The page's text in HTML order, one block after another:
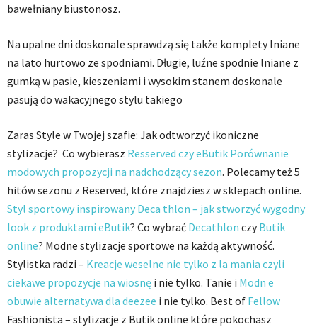
bawełniany biustonosz.
Na upalne dni doskonale sprawdzą się także komplety lniane
na lato hurtowo ze spodniami. Długie, luźne spodnie lniane z
gumką w pasie, kieszeniami i wysokim stanem doskonale
pasują do wakacyjnego stylu takiego
Zaras Style w Twojej szafie: Jak odtworzyć ikoniczne
stylizacje? Co wybierasz Resserved czy eButik Porównanie
modowych propozycji na nadchodzący sezon. Polecamy też 5
hitów sezonu z Reserved, które znajdziesz w sklepach online.
Styl sportowy inspirowany Deca thlon – jak stworzyć wygodny
look z produktami eButik? Co wybrać Decathlon czyButik
online? Modne stylizacje sportowe na każdą aktywność.
Stylistka radzi – Kreacje weselne nie tylko z la mania czyli
ciekawe propozycje na wiosnę i nie tylko. Tanie i Modn e
obuwie alternatywa dla deezee i nie tylko. Best of Fellow
Fashionista – stylizacje z Butik online które pokochasz